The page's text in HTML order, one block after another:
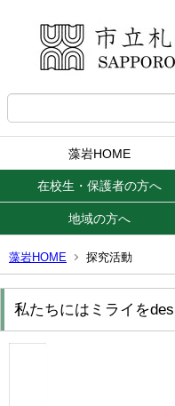
藻岩HOME
在校生・保護者の方へ
地域の方へ
藻岩HOME 探究活動
私たちにはミライを